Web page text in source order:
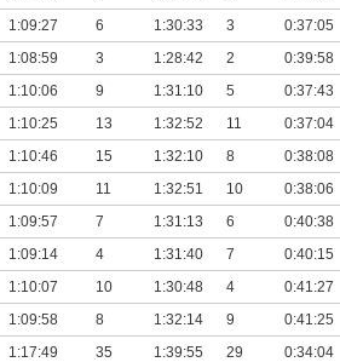
1:09:27 6 1:30:33 3 0:37:05
1:08:59 3 1:28:42 2 0:39:58
1:10:06 9 1:31:10 5 0:37:43
1:10:25 13 1:32:52 11 0:37:04
1:10:46 15 1:32:10 8 0:38:08
1:10:09 11 1:32:51 10 0:38:06
1:09:57 7 1:31:13 6 0:40:38
1:09:14 4 1:31:40 7 0:40:15
1:10:07 10 1:30:48 4 0:41:27
1:09:58 8 1:32:14 9 0:41:25
1:17:49 35 1:39:55 29 0:34:04